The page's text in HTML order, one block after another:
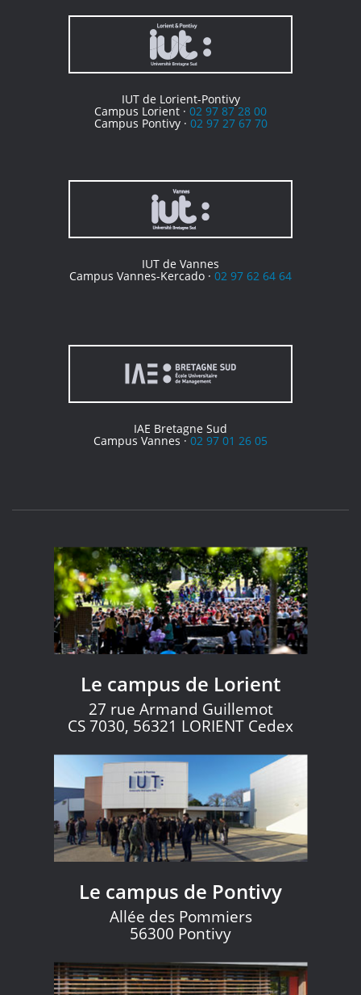
IUT de Lorient-Pontivy
Campus Lorient · 02 97 87 28 00
Campus Pontivy · 02 97 27 67 70
IUT de Vannes
Campus Vannes-Kercado · 02 97 62 64 64
IAE Bretagne Sud
Campus Vannes ·02 97 01 26 05
Le campus de Lorient
27 rue Armand Guillemot
CS 7030, 56321 LORIENT Cedex
Le campus de Pontivy
Allée des Pommiers
56300 Pontivy